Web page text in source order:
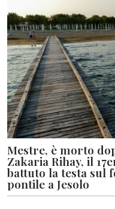
Mestre, è morto
Zakaria Rihay, il
battuto la testa sul
pontile a Jesolo